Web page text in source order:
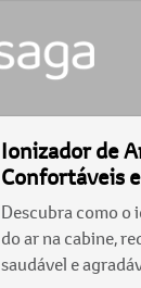
Ionizador de
Confortáveis
Descubra como o
do ar na cabine,
saudável e